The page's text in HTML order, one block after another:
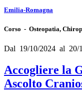
Emilia-Romagna
Corso - Osteopatia,
Dal 19/10/2024 al 20/
Accogliere la
Ascolto